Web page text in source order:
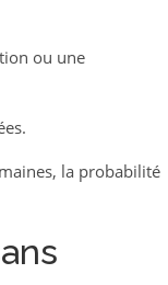
ou une
la probabilité